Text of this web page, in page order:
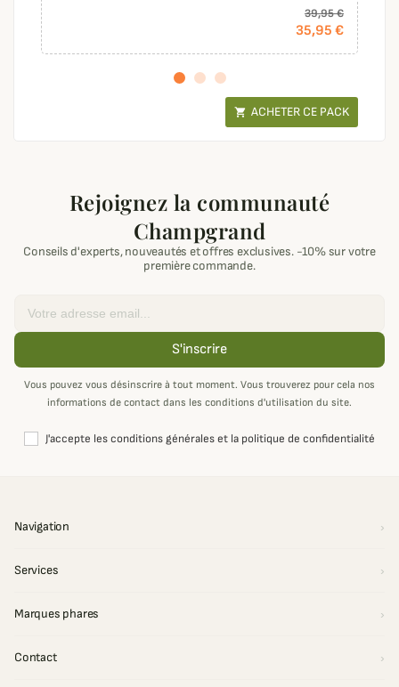
39,95 €
35,95 €
 ACHETER CE PACK
Rejoignez la communauté
Champgrand
Conseils d'experts, nouveautés et offres exclusives. -10% sur votre
première commande.
S'inscrire
Vous pouvez vous désinscrire à tout moment. Vous trouverez pour cela nos
informations de contact dans les conditions d'utilisation du site.
J'accepte les conditions générales et la politique de confidentialité
Navigation
Services
Marques phares
Contact